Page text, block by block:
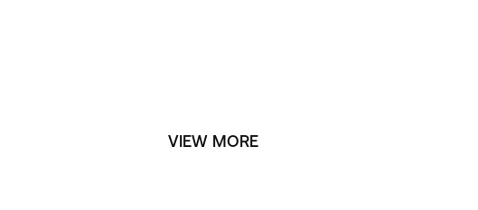
VIEW MORE